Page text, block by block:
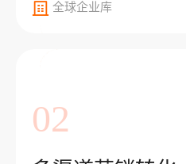
全球企业库
02